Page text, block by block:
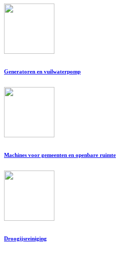
Generatoren en vuilwaterpomp
Machines voor gemeenten en openbare ruimte
Droogijsreiniging